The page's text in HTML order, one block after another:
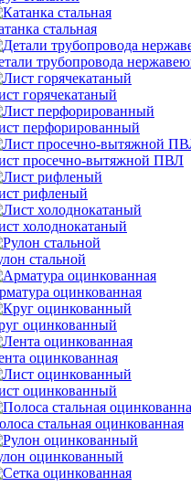
стальная
трубопровода
горячекатаный
перфорированный
просечно-вытяжной ПВЛ
рифленый
холоднокатаный
стальной
оцинкованная
оцинкованный
оцинкованная
оцинкованный
стальная оцинкованная
оцинкованный